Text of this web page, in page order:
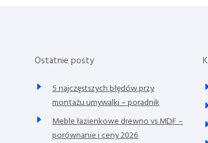
Ostatnie posty
5 najczęstszych błędów przy
montażu umywalki – poradnik
Meble łazienkowe drewno vs MDF –
porównanie i ceny 2026